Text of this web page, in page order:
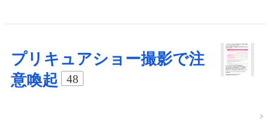
プリキュアショー撮影で注
意喚起
48